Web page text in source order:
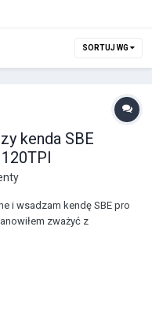
SORTUJ WG
kenda SBE
i wsadzam kendę SBE pro
zważyć z